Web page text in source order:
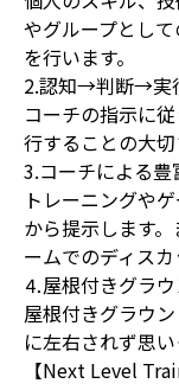
やグループとし
を行います。
2.認知→判断→実
コーチの指示に
行することの大切
3.コーチによる
トレーニングや
から提示します
ームでのディスカ
⒋屋根付きグラウ
屋根付きグラウ
に左右されず思
【Next Level